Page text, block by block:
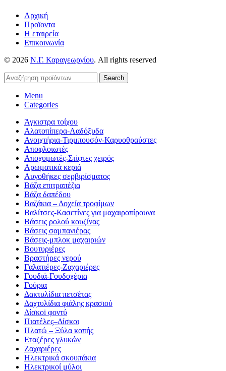
Αρχική
Προϊοντα
Η εταιρεία
Επικοινωνία
© 2026 Ν.Γ. Καραγεωργίου. All rights reserved
Search
Menu
Categories
Άγκιστρα τοίχου
Αλατοπίπερα-Λαδόξυδα
Ανοιχτήρια-Τιρμπουσόν-Καρυοθραύστες
Αποφλοιωτές
Αποχυμωτές-Στίφτες χειρός
Αρωματικά κεριά
Αυγοθήκες σερβιρίσματος
Βάζα επιτραπέζια
Βάζα δαπέδου
Βαζάκια – Δοχεία τροφίμων
Βαλίτσες-Κασετίνες για μαχαιροπίρουνα
Βάσεις ρολού κουζίνας
Βάσεις σαμπανιέρας
Βάσεις-μπλοκ μαχαιριών
Βουτυριέρες
Βραστήρες νερού
Γαλατιέρες-Ζαχαριέρες
Γουδιά-Γουδοχέρια
Γούρια
Δακτυλίδια πετσέτας
Δαχτυλίδια φιάλης κρασιού
Δίσκοi φοντύ
Πιατέλες–Δίσκοι
Πλατώ – Ξύλα κοπής
Εταζέρες γλυκών
Ζαχαριέρες
Ηλεκτρικά σκουπάκια
Ηλεκτρικοί μύλοι